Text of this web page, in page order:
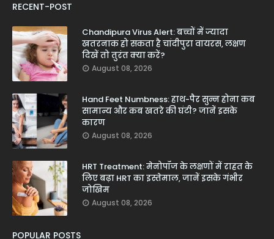
RECENT-POST
Chandipura Virus Alert: बच्चों में ज्यादा
खतरनाक हो सकता है चांदीपुरा वायरस, लक्षण
दिखें तो तुरंत क्या करें?
August 08, 2026
Hand Feet Numbness: हाथ-पैर सुन्न होना कब
सामान्य और कब खतरे की घंटी? जानें इसके
कारण
August 08, 2026
HRT Treatment: मेनोपॉज के लक्षणों में राहत के
लिए बढ़ा HRT का इस्तेमाल, जानें इसके गंभीर
जोखिम
August 08, 2026
POPULAR POSTS